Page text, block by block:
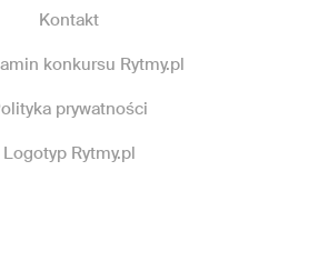
Kontakt
konkursu Rytmy.pl
prywatności
Logotyp Rytmy.pl